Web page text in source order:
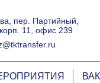
пер. Партийный,
11, офис 239